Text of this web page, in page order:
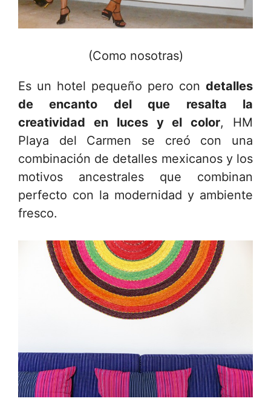
(Como nosotras)
Es un hotel pequeño pero con detalles
de encanto del que resalta la
creatividad en luces y el color, HM
Playa del Carmen se creó con una
combinación de detalles mexicanos y los
motivos ancestrales que combinan
perfecto con la modernidad y ambiente
fresco.